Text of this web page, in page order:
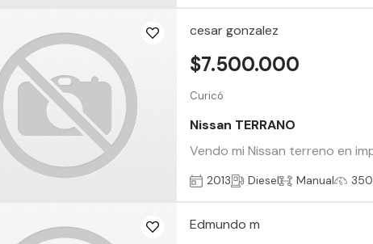
cesar gonzalez
Curicó
Nissan TERRANO
Vendo mi Nissan terreno en
$7.500.000
2013 Diesel Manual
Edmundo m